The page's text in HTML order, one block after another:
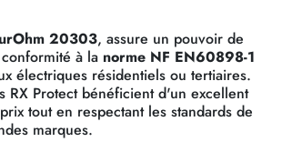
20303, assure un pouvoir de
à la norme NF EN60898-1
électriques résidentiels ou tertiaires.
RX Protect bénéficient d'un excellent
tout en respectant les standards de
marques.